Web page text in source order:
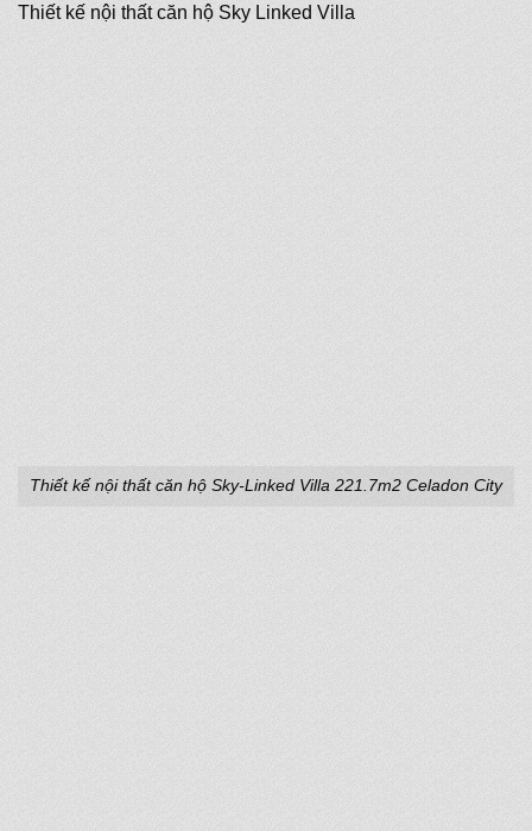
Thiết kế nội thất căn hộ Sky Linked Villa
Thiết kế nội thất căn hộ Sky-Linked Villa 221.7m2 Celadon City